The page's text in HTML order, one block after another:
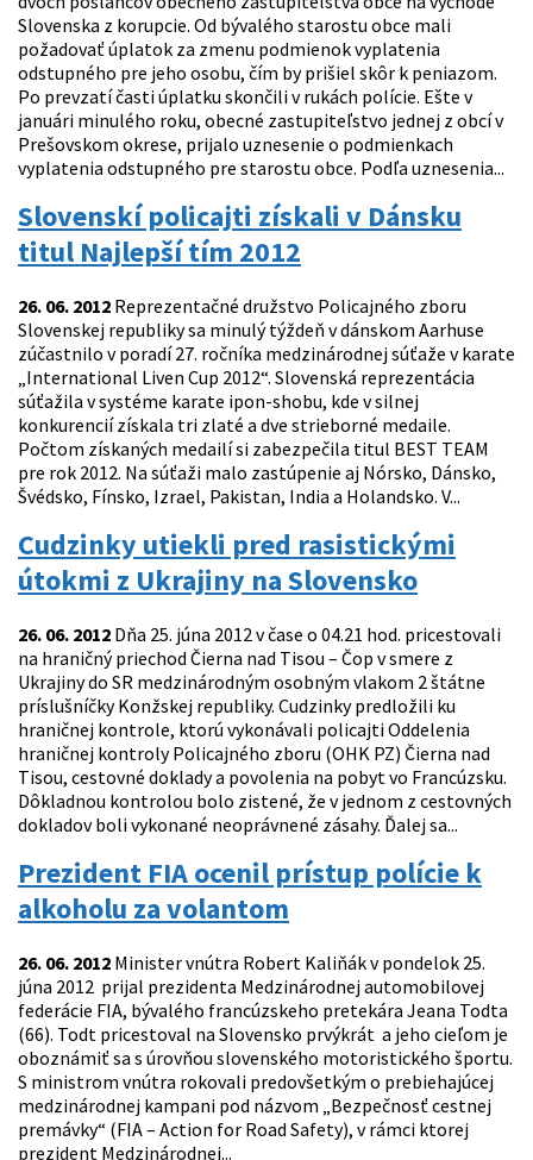
Slovenska z korupcie. Od bývalého starostu obce mali
požadovať úplatok za zmenu podmienok vyplatenia
odstupného pre jeho osobu, čím by prišiel skôr k peniazom.
Po prevzatí časti úplatku skončili v rukách polície. Ešte v
januári minulého roku, obecné zastupiteľstvo jednej z obcí v
Prešovskom okrese, prijalo uznesenie o podmienkach
vyplatenia odstupného pre starostu obce. Podľa uznesenia...
Slovenskí policajti získali v Dánsku
titul Najlepší tím 2012
26. 06. 2012 Reprezentačné družstvo Policajného zboru
Slovenskej republiky sa minulý týždeň v dánskom Aarhuse
zúčastnilo v poradí 27. ročníka medzinárodnej súťaže v karate
„International Liven Cup 2012“. Slovenská reprezentácia
súťažila v systéme karate ipon-shobu, kde v silnej
konkurencií získala tri zlaté a dve strieborné medaile.
Počtom získaných medailí si zabezpečila titul BEST TEAM
pre rok 2012. Na súťaži malo zastúpenie aj Nórsko, Dánsko,
Švédsko, Fínsko, Izrael, Pakistan, India a Holandsko. V...
Cudzinky utiekli pred rasistickými
útokmi z Ukrajiny na Slovensko
26. 06. 2012 Dňa 25. júna 2012 v čase o 04.21 hod. pricestovali
na hraničný priechod Čierna nad Tisou – Čop v smere z
Ukrajiny do SR medzinárodným osobným vlakom 2 štátne
príslušníčky Konžskej republiky. Cudzinky predložili ku
hraničnej kontrole, ktorú vykonávali policajti Oddelenia
hraničnej kontroly Policajného zboru (OHK PZ) Čierna nad
Tisou, cestovné doklady a povolenia na pobyt vo Francúzsku.
Dôkladnou kontrolou bolo zistené, že v jednom z cestovných
dokladov boli vykonané neoprávnené zásahy. Ďalej sa...
Prezident FIA ocenil prístup polície k
alkoholu za volantom
26. 06. 2012 Minister vnútra Robert Kaliňák v pondelok 25.
júna 2012 prijal prezidenta Medzinárodnej automobilovej
federácie FIA, bývalého francúzskeho pretekára Jeana Todta
(66). Todt pricestoval na Slovensko prvýkrát a jeho cieľom je
oboznámiť sa s úrovňou slovenského motoristického športu.
S ministrom vnútra rokovali predovšetkým o prebiehajúcej
medzinárodnej kampani pod názvom „Bezpečnosť cestnej
premávky“ (FIA – Action for Road Safety), v rámci ktorej
prezident Medzinárodnej...